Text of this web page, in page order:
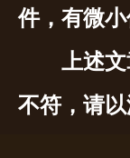
件，有微小
上述
不符，请以